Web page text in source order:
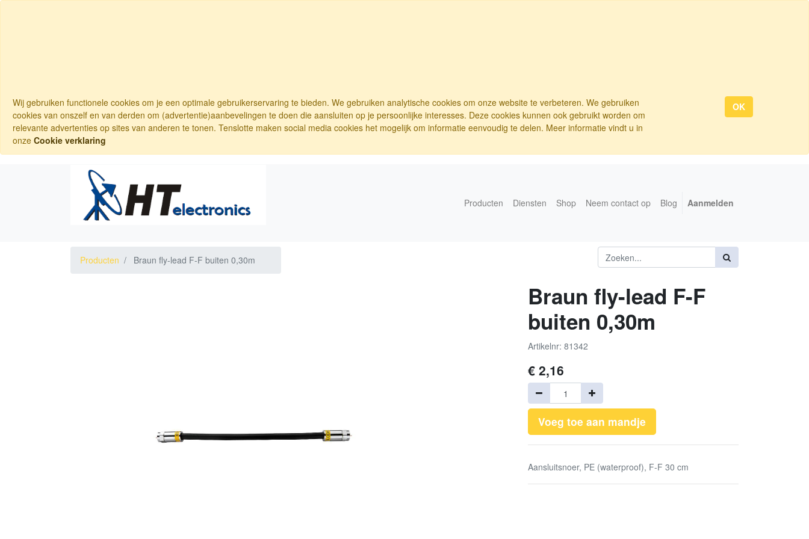
Wij gebruiken functionele cookies om je een optimale gebruikerservaring te bieden. We gebruiken analytische cookies om onze website te verbeteren. We gebruiken
cookies van onszelf en van derden om (advertentie)aanbevelingen te doen die aansluiten op je persoonlijke interesses. Deze cookies kunnen ook gebruikt worden om
relevante advertenties op sites van anderen te tonen. Tenslotte maken social media cookies het mogelijk om informatie eenvoudig te delen. Meer informatie vindt u in
onze Cookie verklaring
OK
Producten Diensten Shop Neem contact op Blog Aanmelden
Producten Braun fly-lead F-F buiten 0,30m
Braun fly-lead F-F
buiten 0,30m
Artikelnr: 81342
€ 2,16
Voeg toe aan mandje
Aansluitsnoer, PE (waterproof), F-F 30 cm